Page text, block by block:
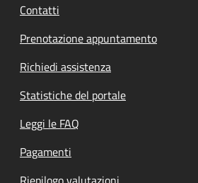
Contatti
Prenotazione appuntamento
Richiedi assistenza
Statistiche del portale
Leggi le FAQ
Pagamenti